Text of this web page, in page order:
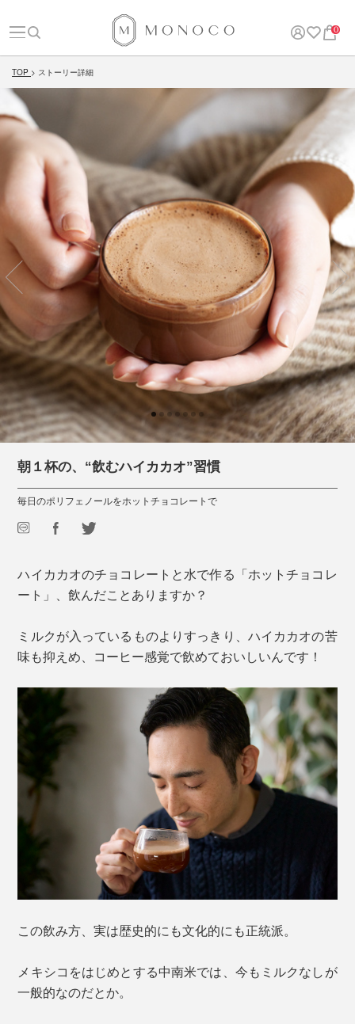
0
TOP ストーリー詳細
朝１杯の、“飲むハイカカオ”習慣
毎日のポリフェノールをホットチョコレートで
ハイカカオのチョコレートと水で作る「ホットチョコレ
ート」、飲んだことありますか？
ミルクが入っているものよりすっきり、ハイカカオの苦
味も抑えめ、コーヒー感覚で飲めておいしいんです！
この飲み方、実は歴史的にも文化的にも正統派。
メキシコをはじめとする中南米では、今もミルクなしが
一般的なのだとか。